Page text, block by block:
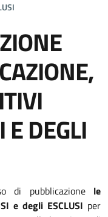
DEGLI
di pubblicazione le
e degli ESCLUSI per